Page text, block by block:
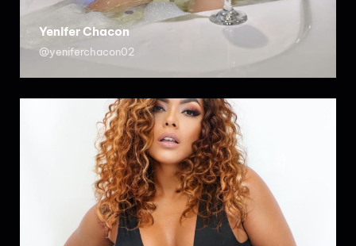
Yenifer Chacon
@yeniferchacon02